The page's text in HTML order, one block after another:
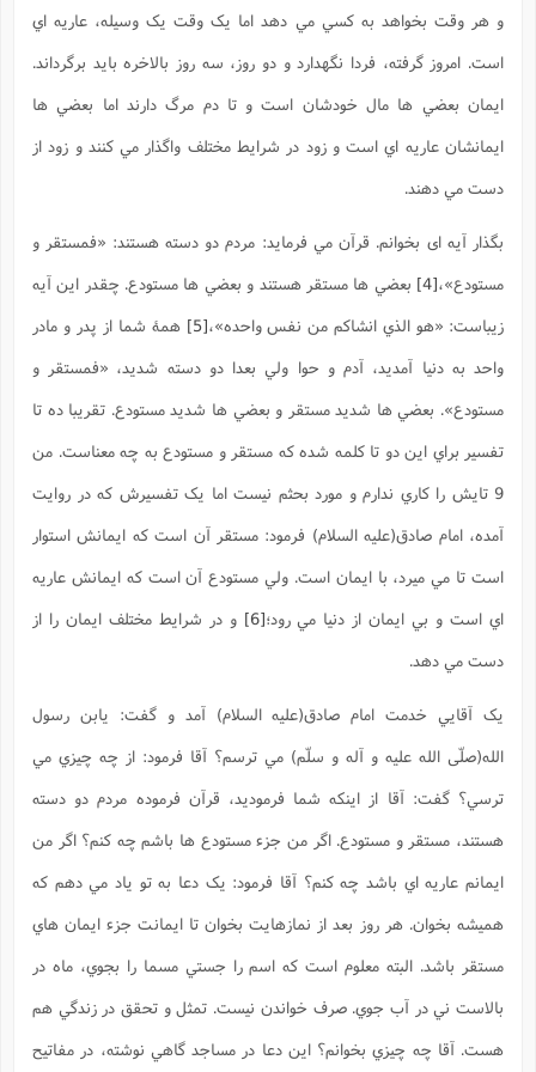
و هر وقت بخواهد به کسي مي دهد اما يک وقت يک وسيله، عاريه اي
است. امروز گرفته، فردا نگهدارد و دو روز، سه روز بالاخره بايد برگرداند.
ايمان بعضي ها مال خودشان است و تا دم مرگ دارند اما بعضي ها
ايمانشان عاريه اي است و زود در شرايط مختلف واگذار مي کنند و زود از
دست مي دهند.
بگذار آيه ای بخوانم. قرآن مي فرمايد: مردم دو دسته هستند: «فمستقر و
مستودع»،[4]
بعضي ها مستقر هستند و بعضي ها مستودع. چقدر اين آيه
زيباست: «هو الذي انشاکم من نفس واحده»،[5]
همۀ شما از پدر و مادر
واحد به دنيا آمديد، آدم و حوا ولي بعدا دو دسته شديد، «فمستقر و
مستودع». بعضي ها شديد مستقر و بعضي ها شديد مستودع. تقريبا ده تا
تفسير براي اين دو تا کلمه شده که مستقر و مستودع به چه معناست. من
9 تايش را کاري ندارم و مورد بحثم نيست اما يک تفسيرش که در روايت
آمده، امام صادق(علیه السلام) فرمود: مستقر آن است که ايمانش استوار
است تا مي ميرد، با ايمان است. ولي مستودع آن است که ايمانش عاريه
اي است و بي ايمان از دنيا مي رود؛[6]
و در شرايط مختلف ايمان را از
دست مي دهد.
يک آقايي خدمت امام صادق(علیه السلام) آمد و گفت: يابن رسول
الله(صلّی الله علیه و آله و سلّم) مي ترسم؟ آقا فرمود: از چه چيزي مي
ترسي؟ گفت: آقا از اينکه شما فرموديد، قرآن فرموده مردم دو دسته
هستند، مستقر و مستودع. اگر من جزء مستودع ها باشم چه کنم؟ اگر من
ايمانم عاريه اي باشد چه کنم؟ آقا فرمود: يک دعا به تو ياد مي دهم که
هميشه بخوان. هر روز بعد از نمازهايت بخوان تا ايمانت جزء ايمان هاي
مستقر باشد. البته معلوم است که اسم را جستي مسما را بجوي، ماه در
بالاست ني در آب جوي. صرف خواندن نيست. تمثل و تحقق در زندگي هم
هست. آقا چه چيزي بخوانم؟ اين دعا در مساجد گاهي نوشته، در مفاتيح